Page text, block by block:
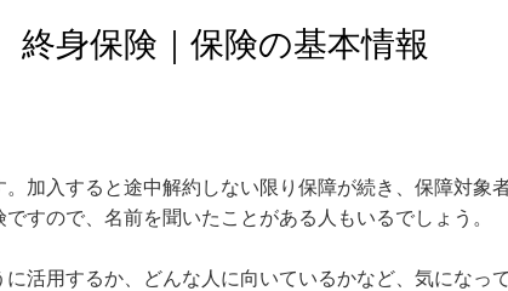
終身保険｜保険の基本情報
加入すると途中解約しない限り保障が続き、保障対象
すので、名前を聞いたことがある人もいるでしょう。
活用するか、どんな人に向いているかなど、気になっ